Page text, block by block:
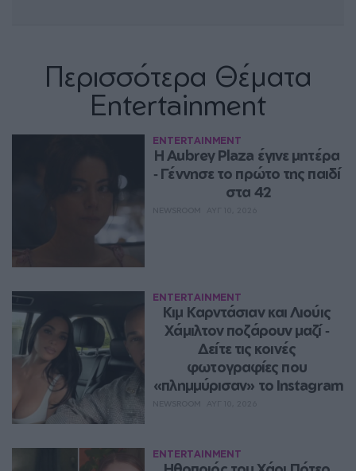
Περισσότερα Θέματα
Entertainment
ENTERTAINMENT
Η Aubrey Plaza έγινε μητέρα
‑ Γέννησε το πρώτο της παιδί
στα 42
ENTERTAINMENT
Κιμ Καρντάσιαν και Λιούις
Χάμιλτον ποζάρουν μαζί ‑
Δείτε τις κοινές
φωτογραφίες που
«πλημμύρισαν» το Instagram
ENTERTAINMENT